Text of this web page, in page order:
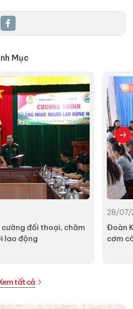
Mục
đối thoại, chăm
lao động
28/07/
Đoàn
cơm
tất cả